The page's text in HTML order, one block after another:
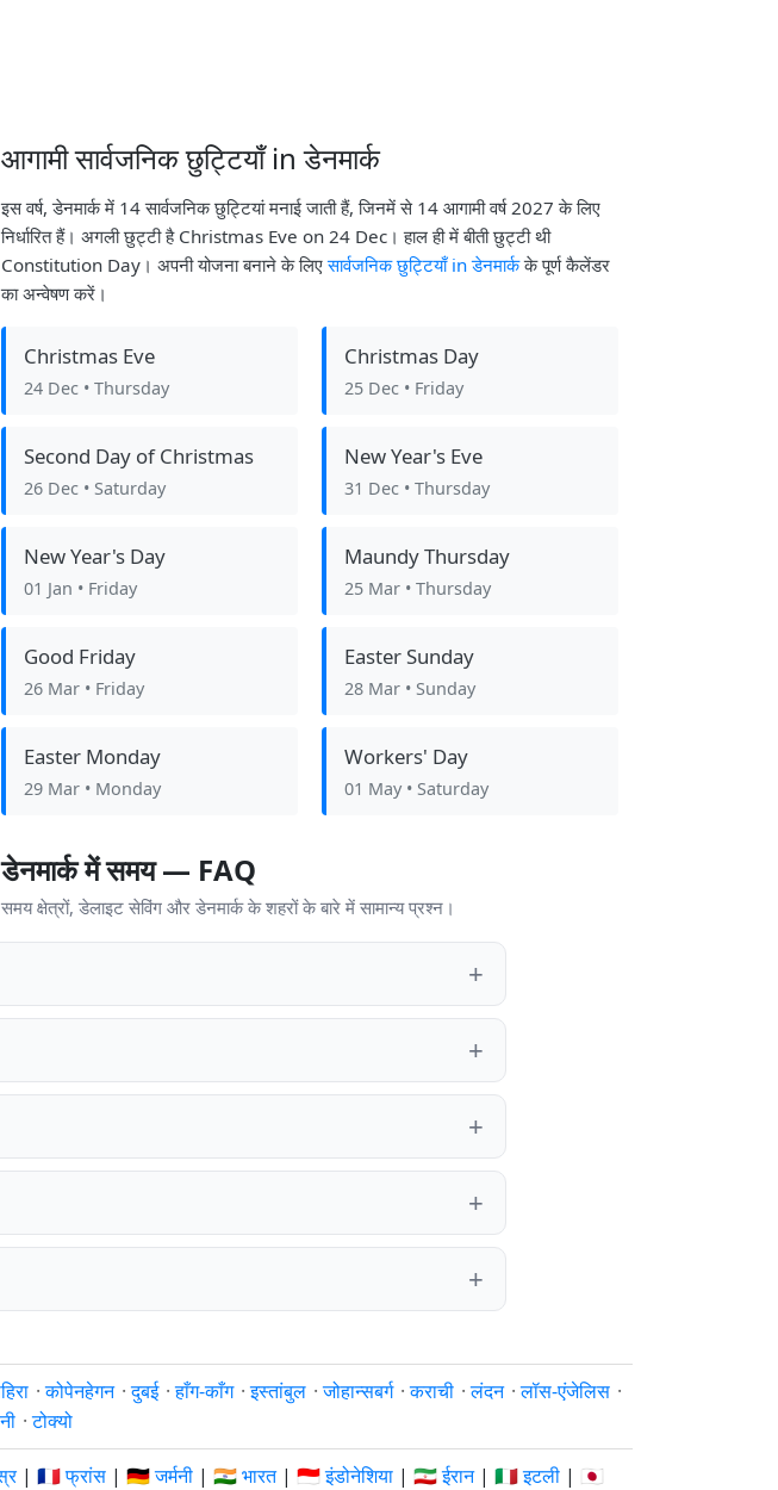
आगामी सार्वजनिक छुट्टियाँ in डेनमार्क
इस वर्ष, डेनमार्क में 14 सार्वजनिक छुट्टियां मनाई जाती हैं, जिनमें से 14 आगामी वर्ष 2027 के लिए
निर्धारित हैं। अगली छुट्टी है Christmas Eve on 24 Dec। हाल ही में बीती छुट्टी थी
Constitution Day। अपनी योजना बनाने के लिएसार्वजनिक छुट्टियाँ in डेनमार्कके पूर्ण कैलेंडर
का अन्वेषण करें।
Christmas Eve
24 Dec • Thursday
Christmas Day
25 Dec • Friday
Second Day of Christmas
26 Dec • Saturday
New Year's Eve
31 Dec • Thursday
New Year's Day
01 Jan • Friday
Maundy Thursday
25 Mar • Thursday
Good Friday
26 Mar • Friday
Easter Sunday
28 Mar • Sunday
Easter Monday
29 Mar • Monday
Workers' Day
01 May • Saturday
डेनमार्क में समय — FAQ
समय क्षेत्रों, डेलाइट सेविंग और डेनमार्क के शहरों के बारे में सामान्य प्रश्न।
·कोपेनहेगन ·दुबई ·हाँग-काँग ·इस्तांबुल ·जोहान्सबर्ग ·कराची ·लंदन ·लॉस-एंजेलिस ·
·टोक्यो
| 🇫🇷 फ्रांस | 🇩🇪 जर्मनी | 🇮🇳 भारत| 🇮🇩 इंडोनेशिया | 🇮🇷 ईरान| 🇮🇹 इटली | 🇯🇵